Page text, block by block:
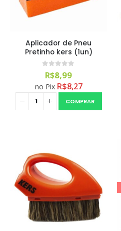
Aplicador de Pneu
Pretinho kers (1un)
R$8,99
no Pix R$8,27
COMPRAR